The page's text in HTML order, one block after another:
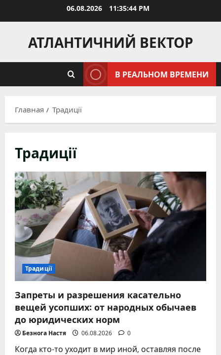
06.08.2026 11:35:46 PM
АТЛАНТИЧНИЙ ВЕКТОР
В РЕАЛЬНОМ ВРЕМЕНИ
Главная Традиції
Традиції
Традиції
Запреты и разрешения касательно
вещей усопших: от народных обычаев
до юридических норм
Безнога Настя 06.08.2026 0
Когда кто-то уходит в мир иной, оставляя после